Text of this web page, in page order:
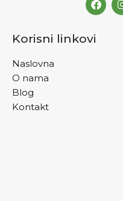
Korisni linkovi
Naslovna
O nama
Blog
Kontakt